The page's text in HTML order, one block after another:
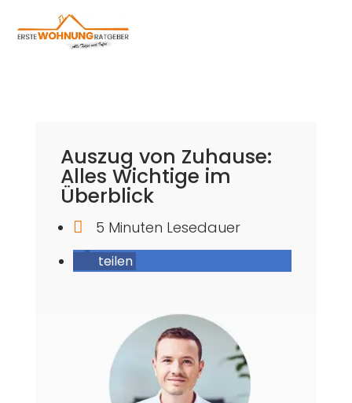
Auszug von Zuhause:
Alles Wichtige im
Überblick
 5 Minuten Lesedauer
teilen